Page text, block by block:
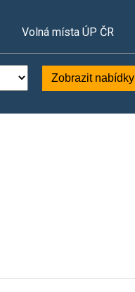
Volná místa ÚP ČR
Zobrazit nabídky